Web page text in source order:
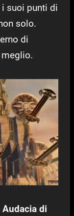
i suoi punti di
solo.
di
di